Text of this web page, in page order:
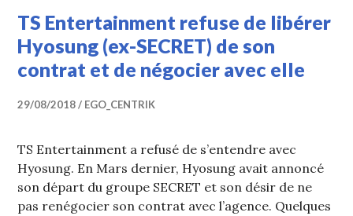
TS Entertainment refuse de libérer
Hyosung (ex-SECRET) de son
contrat et de négocier avec elle
29/08/2018 EGO_CENTRIK
TS Entertainment a refusé de s’entendre avec
Hyosung. En Mars dernier, Hyosung avait annoncé
son départ du groupe SECRET et son désir de ne
pas renégocier son contrat avec l’agence. Quelques